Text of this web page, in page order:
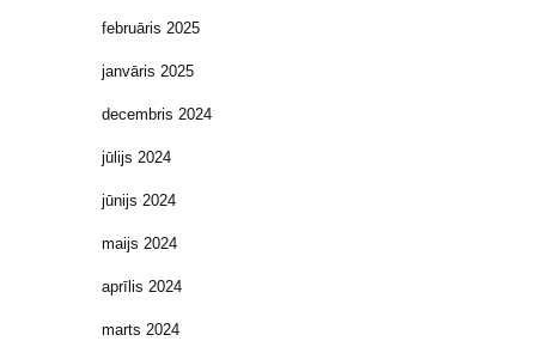
februāris 2025
janvāris 2025
decembris 2024
jūlijs 2024
jūnijs 2024
maijs 2024
aprīlis 2024
marts 2024